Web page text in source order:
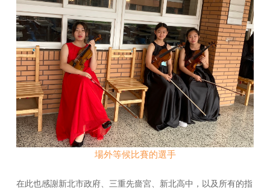
場外等候比賽的選手
在此也感謝新北市政府、三重先嗇宮、新北高中， 以及所有的指